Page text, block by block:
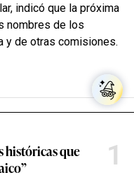
indicó que la próxima
nombres de los
y de otras comisiones.
históricas que
1